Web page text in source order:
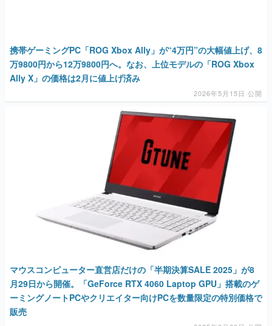
携帯ゲーミングPC「ROG Xbox Ally」が“4万円”の大幅値上げ、8
万9800円から12万9800円へ。なお、上位モデルの「ROG Xbox
Ally X」の価格は2月に値上げ済み
2026年5月15日 公開
マウスコンピューター直営店だけの「半期決算SALE 2025」が8
月29日から開催。「GeForce RTX 4060 Laptop GPU」搭載のゲ
ーミングノートPCやクリエイター向けPCを数量限定の特別価格で
販売